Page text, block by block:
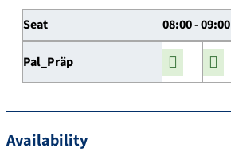
Seat 08:00 - 09:00
Pal_Präp
Availability